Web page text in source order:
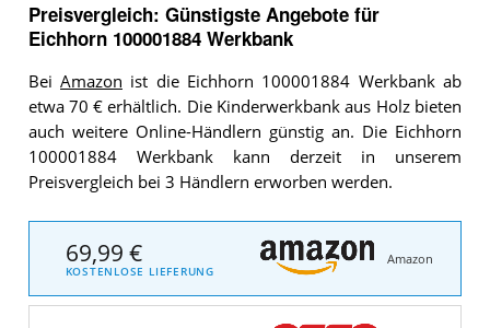
Preisvergleich: Günstigste Angebote für
Eichhorn 100001884 Werkbank
Bei Amazon ist die Eichhorn 100001884 Werkbank ab
etwa 70 € erhältlich. Die Kinderwerkbank aus Holz bieten
auch weitere Online-Händlern günstig an. Die Eichhorn
100001884 Werkbank kann derzeit in unserem
Preisvergleich bei 3 Händlern erworben werden.
69,99 €
KOSTENLOSE LIEFERUNG
Amazon